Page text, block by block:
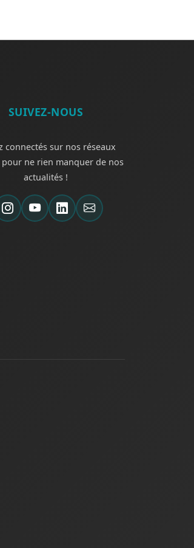
SUIVEZ-NOUS
connectés sur nos réseaux
ne rien manquer de nos
actualités !